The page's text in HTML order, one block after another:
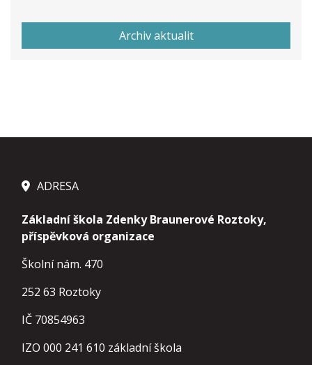
Archiv aktualit
ADRESA
Základní škola Zdenky Braunerové Roztoky,
příspěvková organizace
Školní nám. 470
252 63 Roztoky
IČ 70854963
IZO 000 241 610 základní škola